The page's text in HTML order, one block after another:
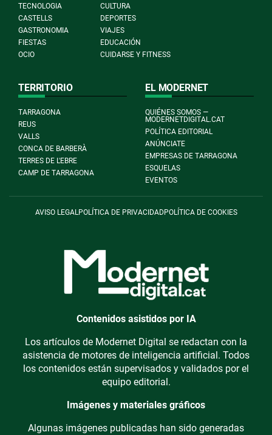
TECNOLOGIA
CULTURA
CASTELLS
DEPORTES
GASTRONOMIA
VIAJES
FIESTAS
EDUCACIÓN
OCIO
CUIDARSE Y FITNESS
TERRITORIO
TARRAGONA
REUS
VALLS
CONCA DE BARBERÀ
TERRES DE L'EBRE
CAMP DE TARRAGONA
EL MODERNET
QUIÉNES SOMOS —
MODERNETDIGITAL.CAT
POLÍTICA EDITORIAL
ANÚNCIATE
EMPRESAS DE TARRAGONA
ESQUELAS
EVENTOS
AVISO LEGALPOLÍTICA DE PRIVACIDADPOLÍTICA DE COOKIES
Contenidos asistidos por IA
Los artículos de Modernet Digital se redactan con la
asistencia de motores de inteligencia artificial. Todos
los contenidos están supervisados y validados por el
equipo editorial.
Imágenes y materiales gráficos
Algunas imágenes publicadas han sido generadas